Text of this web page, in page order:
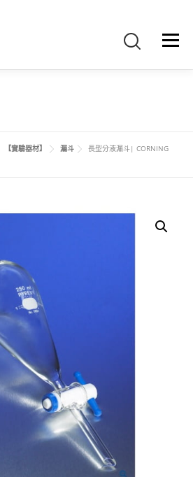
選單
詢價車、購物車/會員
【實驗器材】 漏斗
長型分液漏斗| CORNING